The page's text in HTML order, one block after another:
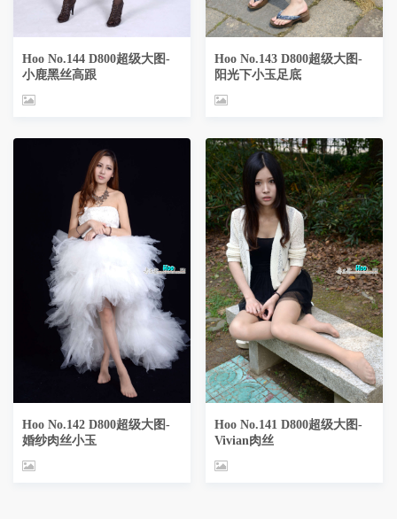
Hoo No.144 D800超级大图-
小鹿黑丝高跟
Hoo No.142 D800超级大图-
婚纱肉丝小玉
Hoo No.143 D800超级大图-
阳光下小玉足底
Hoo No.141 D800超级大图-
Vivian肉丝